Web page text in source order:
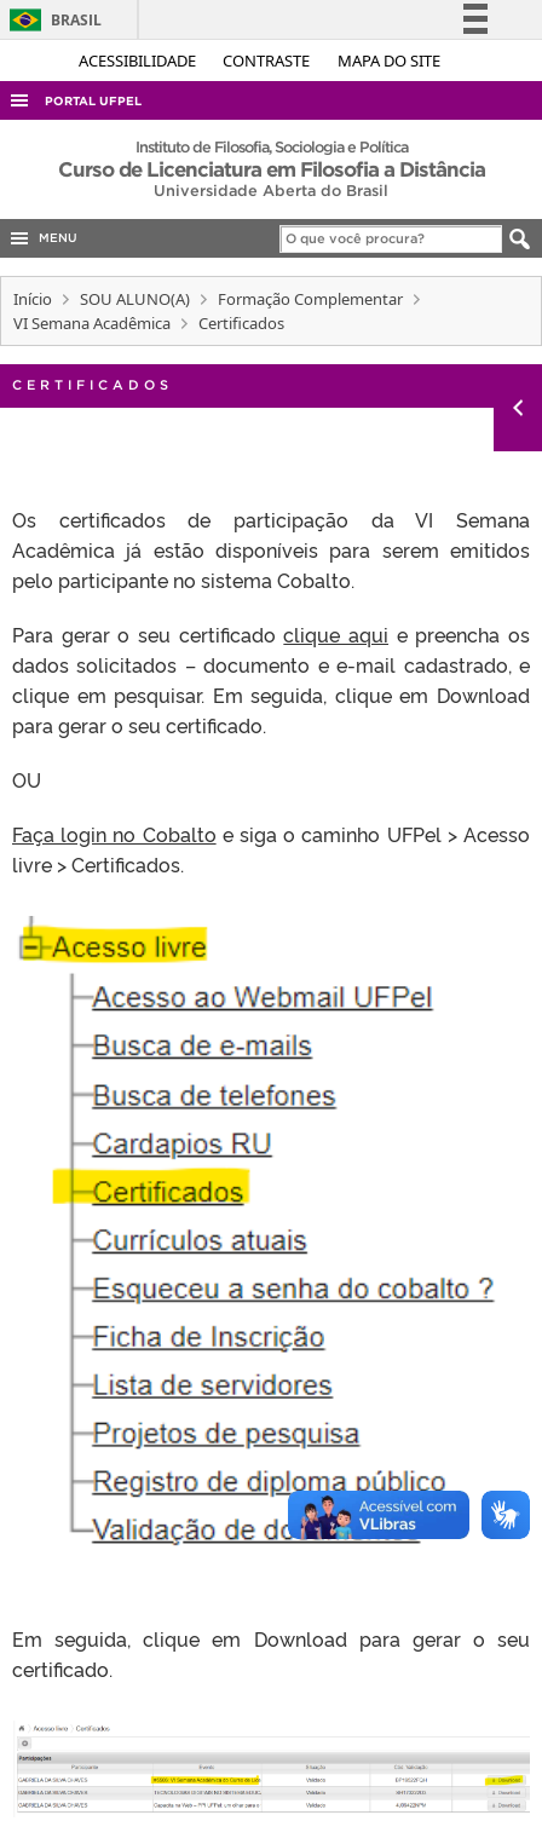
ACESSIBILIDADE CONTRASTE MAPA DO SITE
BRASIL
Simplifique!
Acesso à informação
Canais
PORTAL UFPEL
ACESSO À INFORMAÇÃO
EDITAIS
INTERNACIONAL
OUVIDORIA
Instituto de Filosofia, Sociologia e Política
Curso de Licenciatura em Filosofia a Distância
Universidade Aberta do Brasil
MENU
Início SOU ALUNO(A)
Formação Complementar
VI Semana Acadêmica
Certificados
CERTIFICADOS
Os certificados de participação da VI Semana
Acadêmica já estão disponíveis para serem emitidos
pelo participante no sistema Cobalto.
Para gerar o seu certificadoclique aqui e preencha os
dados solicitados – documento e e-mail cadastrado, e
clique em pesquisar. Em seguida, clique em Download
para gerar o seu certificado.
OU
Faça login no Cobalto e siga o caminho UFPel > Acesso
livre > Certificados.
Em seguida, clique em Download para gerar o seu
certificado.